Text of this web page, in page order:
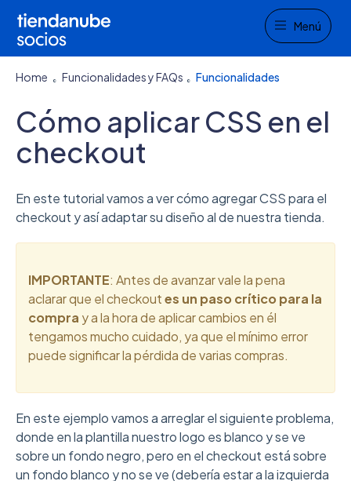
Menu
Menú
Home Funcionalidades y FAQs Funcionalidades
Cómo aplicar CSS en el
checkout
En este tutorial vamos a ver cómo agregar CSS para el
checkout y así adaptar su diseño al de nuestra tienda.
IMPORTANTE: Antes de avanzar vale la pena
aclarar que el checkoutes un paso crítico para la
compra y a la hora de aplicar cambios en él
tengamos mucho cuidado, ya que el mínimo error
puede significar la pérdida de varias compras.
En este ejemplo vamos a arreglar el siguiente problema,
donde en la plantilla nuestro logo es blanco y se ve
sobre un fondo negro, pero en el checkout está sobre
un fondo blanco y no se ve (debería estar a la izquierda